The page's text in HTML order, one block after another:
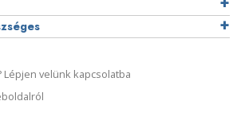
Lépjen velünk kapcsolatba